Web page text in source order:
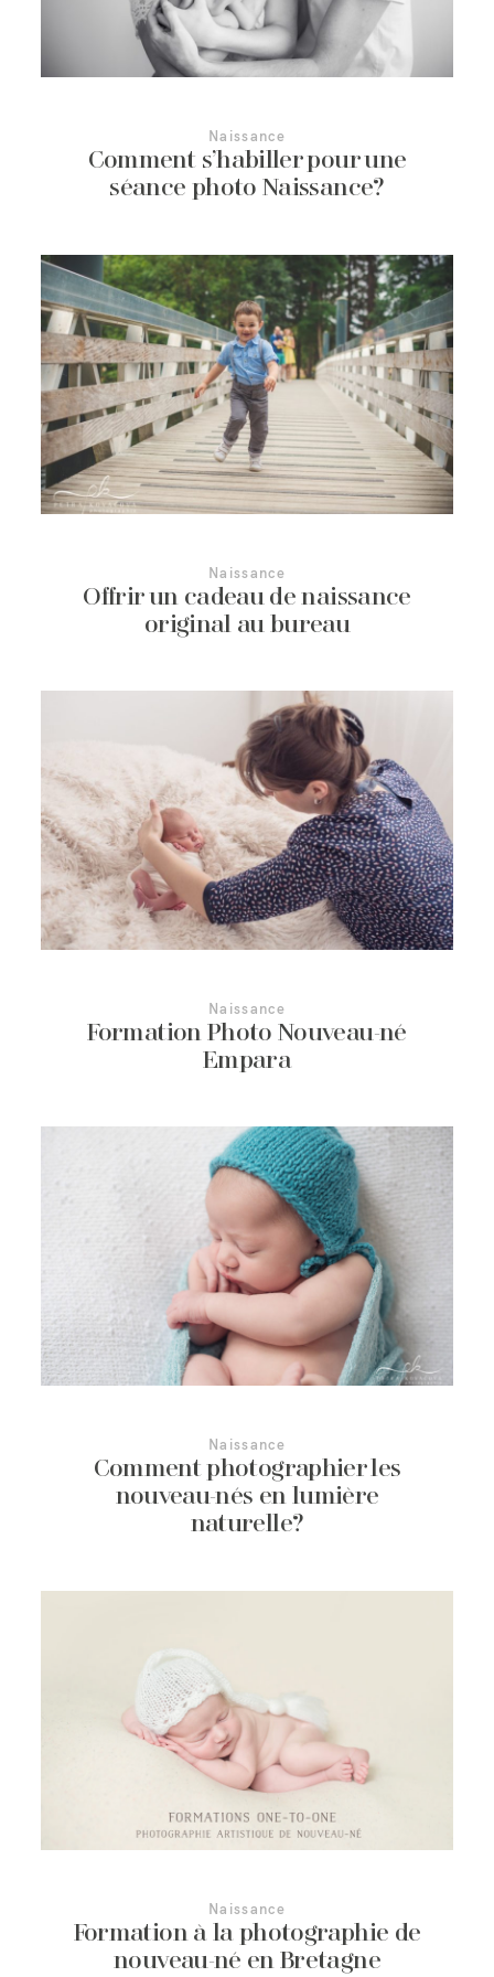
Contact
Naissance
Comment s’habiller pour une
séance photo Naissance?
Naissance
Offrir un cadeau de naissance
original au bureau
Naissance
Formation Photo Nouveau-né
Empara
Naissance
Comment photographier les
nouveau-nés en lumière
naturelle?
Naissance
Formation à la photographie de
nouveau-né en Bretagne